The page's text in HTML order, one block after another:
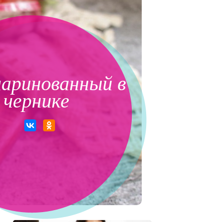
в
чернике